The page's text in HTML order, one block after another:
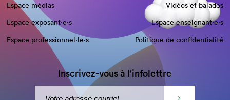
Espace médias
Vidéos et balados
Espace exposant·e⋅s
Espace enseignant·e⋅s
Espace professionnel·le⋅s
Politique de confidentialité
Inscrivez-vous à l'infolettre